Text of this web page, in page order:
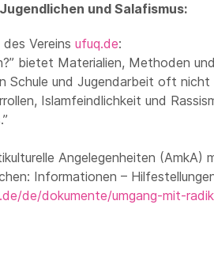
und Salafismus:
Vereins ufuq.de:
bietet Materialien, Methoden
Schule und Jugendarbeit oft nicht
Islamfeindlichkeit und
Angelegenheiten (AmkA)
Informationen –
de/dokumente/umgang-mit-